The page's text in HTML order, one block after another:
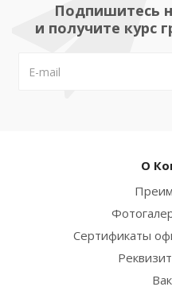
Подпишитесь
и получите курс
О
Сертификаты